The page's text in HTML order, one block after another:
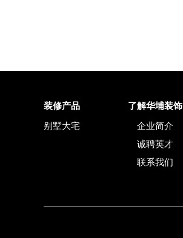
装修产品
别墅大宅
了解华埔装饰
企业简介
诚聘英才
联系我们